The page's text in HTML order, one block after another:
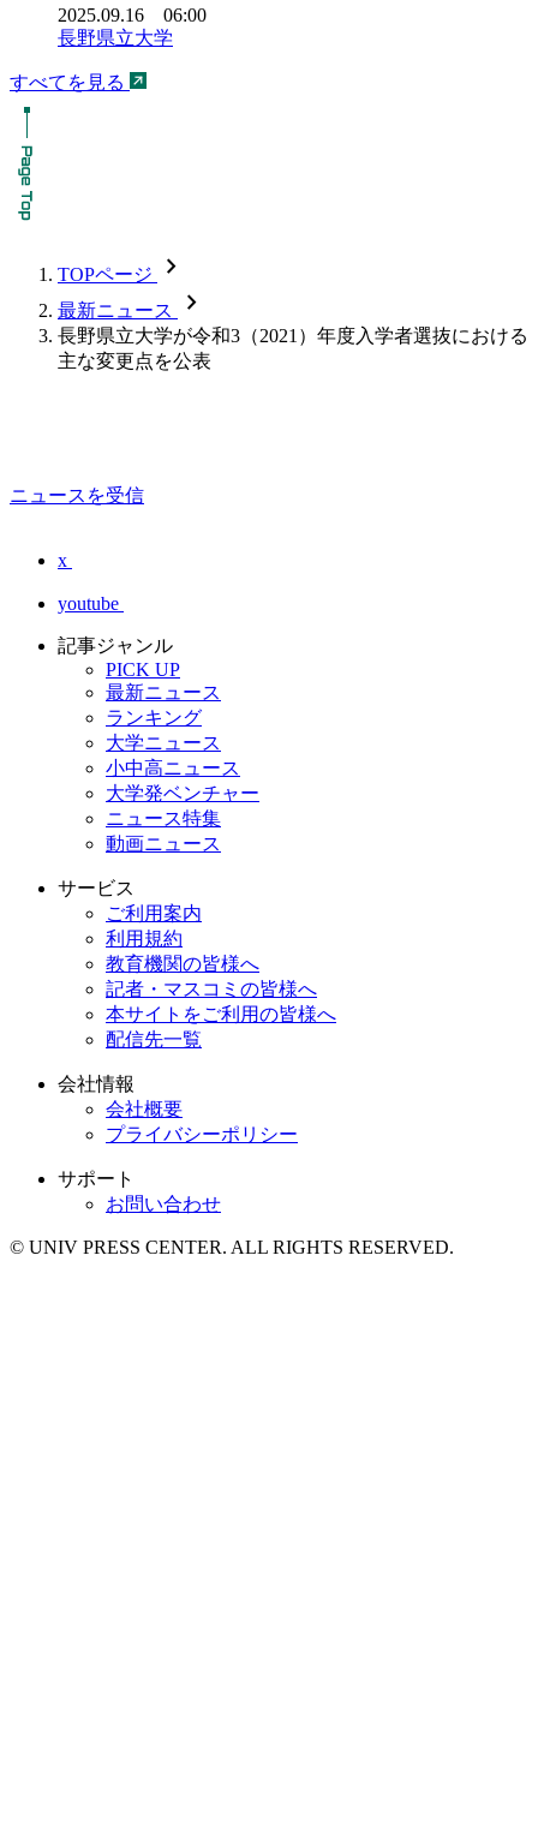
2025.09.16 06:00
長野県立大学
すべてを見る
TOPページ chevron_forward
最新ニュース chevron_forward
長野県立大学が令和3（2021）年度入学者選抜における
主な変更点を公表
ニュースを受信
x
youtube
記事ジャンル
PICK UP
最新ニュース
ランキング
大学ニュース
小中高ニュース
大学発ベンチャー
ニュース特集
動画ニュース
サービス
ご利用案内
利用規約
教育機関の皆様へ
記者・マスコミの皆様へ
本サイトをご利用の皆様へ
配信先一覧
会社情報
会社概要
プライバシーポリシー
サポート
お問い合わせ
© UNIV PRESS CENTER. ALL RIGHTS RESERVED.